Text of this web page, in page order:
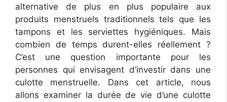
alternative de plus en plus populaire aux
produits menstruels traditionnels tels que les
tampons et les serviettes hygiéniques. Mais
combien de temps durent-elles réellement ?
C’est une question importante pour les
personnes qui envisagent d’investir dans une
culotte menstruelle. Dans cet article, nous
allons examiner la durée de vie d’une culotte